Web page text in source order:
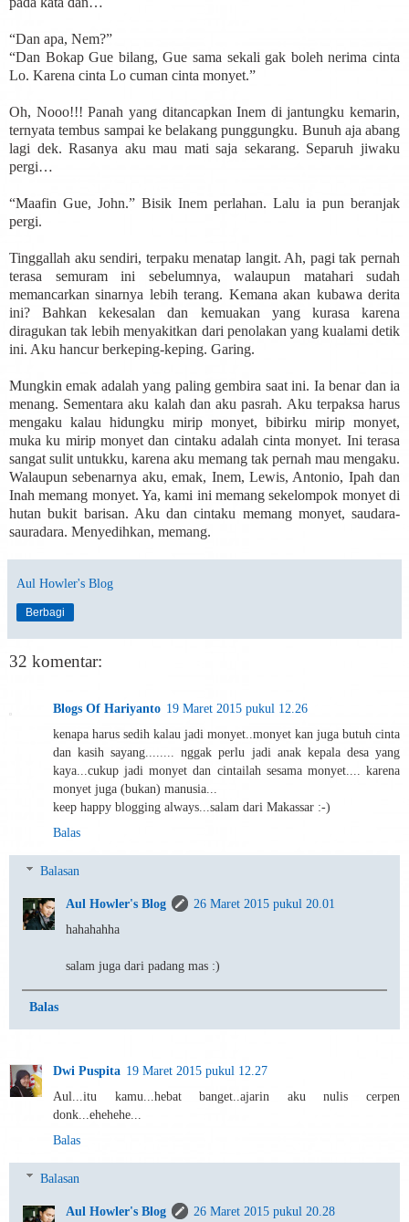
“Dan apa, Nem?”
“Dan Bokap Gue bilang, Gue sama sekali gak boleh nerima cinta
Lo. Karena cinta Lo cuman cinta monyet.”
Oh, Nooo!!! Panah yang ditancapkan Inem di jantungku kemarin,
ternyata tembus sampai ke belakang punggungku. Bunuh aja abang
lagi dek. Rasanya aku mau mati saja sekarang. Separuh jiwaku
pergi…
“Maafin Gue, John.” Bisik Inem perlahan. Lalu ia pun beranjak
pergi.
Tinggallah aku sendiri, terpaku menatap langit. Ah, pagi tak pernah
terasa semuram ini sebelumnya, walaupun matahari sudah
memancarkan sinarnya lebih terang. Kemana akan kubawa derita
ini? Bahkan kekesalan dan kemuakan yang kurasa karena
diragukan tak lebih menyakitkan dari penolakan yang kualami detik
ini. Aku hancur berkeping-keping. Garing.
Mungkin emak adalah yang paling gembira saat ini. Ia benar dan ia
menang. Sementara aku kalah dan aku pasrah. Aku terpaksa harus
mengaku kalau hidungku mirip monyet, bibirku mirip monyet,
muka ku mirip monyet dan cintaku adalah cinta monyet. Ini terasa
sangat sulit untukku, karena aku memang tak pernah mau mengaku.
Walaupun sebenarnya aku, emak, Inem, Lewis, Antonio, Ipah dan
Inah memang monyet. Ya, kami ini memang sekelompok monyet di
hutan bukit barisan. Aku dan cintaku memang monyet, saudara-
sauradara. Menyedihkan, memang.
Aul Howler's Blog
Berbagi
32 komentar:
Blogs Of Hariyanto 19 Maret 2015 pukul 12.26
kenapa harus sedih kalau jadi monyet..monyet kan juga butuh cinta
dan kasih sayang........ nggak perlu jadi anak kepala desa yang
kaya...cukup jadi monyet dan cintailah sesama monyet.... karena
monyet juga (bukan) manusia...
keep happy blogging always...salam dari Makassar :-)
Balas
Balasan
Aul Howler's Blog
26 Maret 2015 pukul 20.01
hahahahha
salam juga dari padang mas :)
Balas
Dwi Puspita 19 Maret 2015 pukul 12.27
Aul...itu kamu...hebat banget..ajarin aku nulis cerpen
donk...ehehehe...
Balas
Balasan
Aul Howler's Blog
26 Maret 2015 pukul 20.28